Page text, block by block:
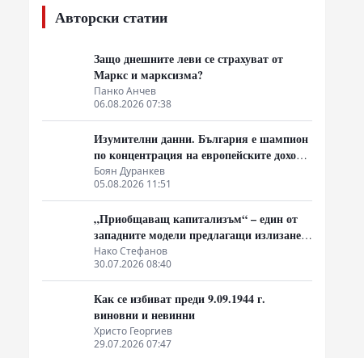
Авторски статии
Защо днешните леви се страхуват от
Маркс и марксизма?
Панко Анчев
06.08.2026 07:38
Изумителни данни. България е шампион
по концентрация на европейските доходи
в ръцете на най-богатия 1%, надминава
и САЩ
Боян Дуранкев
05.08.2026 11:51
„Приобщаващ капитализъм“ – един от
западните модели предлагащи излизане
от системата на неолиберализма
Нако Стефанов
30.07.2026 08:40
Как се избиват преди 9.09.1944 г.
виновни и невинни
Христо Георгиев
29.07.2026 07:47